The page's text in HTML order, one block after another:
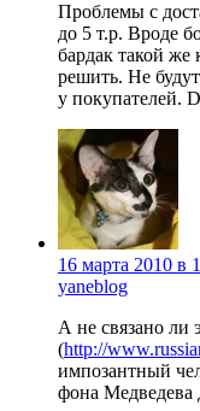
Проблемы с
до 5 т.р. Вроде
бардак такой
решить. Не
у покупателей.
16 марта 2010 в
yaneblog
А не связано ли
(http://
импозантный
фона Медведева